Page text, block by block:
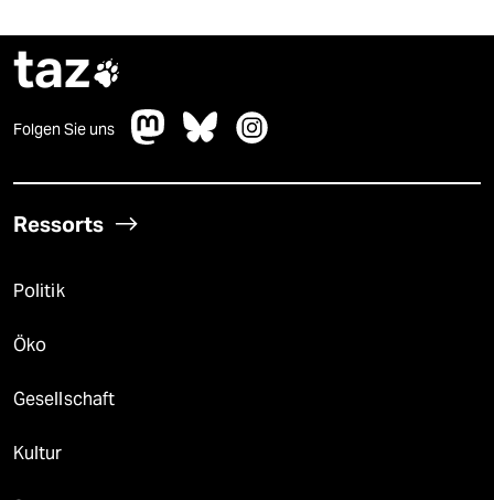
taz
Folgen Sie uns
Ressorts
Politik
Öko
Gesellschaft
Kultur